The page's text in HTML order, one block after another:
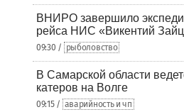
ВНИРО завершило
рейса НИС «Викентий
09:30 / рыболовство
В Самарской области
катеров на Волге
09:15 / аварийность и чп